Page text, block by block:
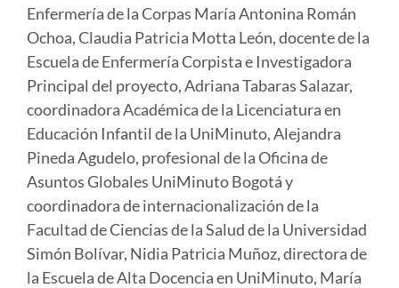
Enfermería de la Corpas María Antonina Román
Ochoa, Claudia Patricia Motta León, docente de la
Escuela de Enfermería Corpista e Investigadora
Principal del proyecto, Adriana Tabaras Salazar,
coordinadora Académica de la Licenciatura en
Educación Infantil de la UniMinuto, Alejandra
Pineda Agudelo, profesional de la Oficina de
Asuntos Globales UniMinuto Bogotá y
coordinadora de internacionalización de la
Facultad de Ciencias de la Salud de la Universidad
Simón Bolívar, Nidia Patricia Muñoz, directora de
la Escuela de Alta Docencia en UniMinuto, María